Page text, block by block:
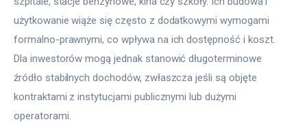
użytkowanie wiąże się często z dodatkowymi wymogami
formalno-prawnymi, co wpływa na ich dostępność i koszt.
Dla inwestorów mogą jednak stanowić długoterminowe
źródło stabilnych dochodów, zwłaszcza jeśli są objęte
kontraktami z instytucjami publicznymi lub dużymi
operatorami.